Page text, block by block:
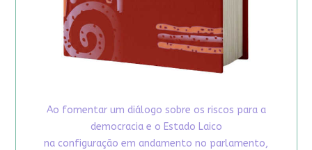
Ao fomentar um diálogo sobre os riscos para a
democracia e o Estado Laico
na configuração em andamento no parlamento,